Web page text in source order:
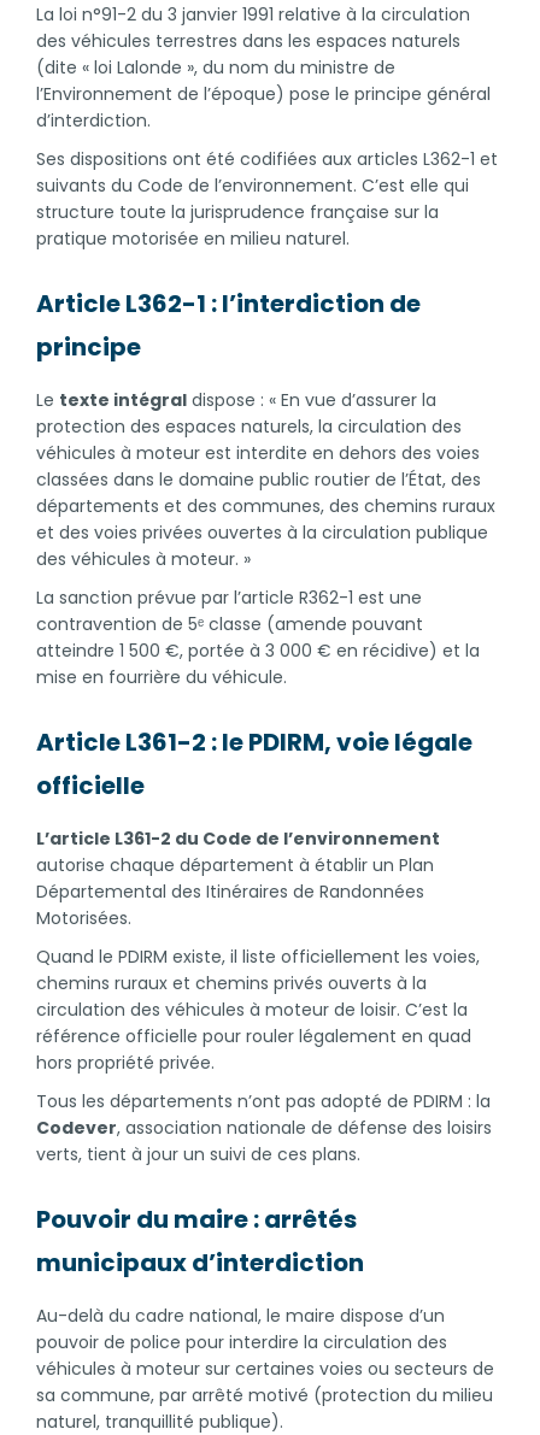
La loi n°91-2 du 3 janvier 1991 relative à la circulation
des véhicules terrestres dans les espaces naturels
(dite « loi Lalonde », du nom du ministre de
l’Environnement de l’époque) pose le principe général
d’interdiction.
Ses dispositions ont été codifiées aux articles L362-1 et
suivants du Code de l’environnement. C’est elle qui
structure toute la jurisprudence française sur la
pratique motorisée en milieu naturel.
Article L362-1 : l’interdiction de
principe
Le texte intégral dispose : « En vue d’assurer la
protection des espaces naturels, la circulation des
véhicules à moteur est interdite en dehors des voies
classées dans le domaine public routier de l’État, des
départements et des communes, des chemins ruraux
et des voies privées ouvertes à la circulation publique
des véhicules à moteur. »
La sanction prévue par l’article R362-1 est une
contravention de 5ᵉ classe (amende pouvant
atteindre 1 500 €, portée à 3 000 € en récidive) et la
mise en fourrière du véhicule.
Article L361-2 : le PDIRM, voie légale
officielle
L’article L361-2 du Code de l’environnement
autorise chaque département à établir un Plan
Départemental des Itinéraires de Randonnées
Motorisées.
Quand le PDIRM existe, il liste officiellement les voies,
chemins ruraux et chemins privés ouverts à la
circulation des véhicules à moteur de loisir. C’est la
référence officielle pour rouler légalement en quad
hors propriété privée.
Tous les départements n’ont pas adopté de PDIRM : la
Codever, association nationale de défense des loisirs
verts, tient à jour un suivi de ces plans.
Pouvoir du maire : arrêtés
municipaux d’interdiction
Au-delà du cadre national, le maire dispose d’un
pouvoir de police pour interdire la circulation des
véhicules à moteur sur certaines voies ou secteurs de
sa commune, par arrêté motivé (protection du milieu
naturel, tranquillité publique).